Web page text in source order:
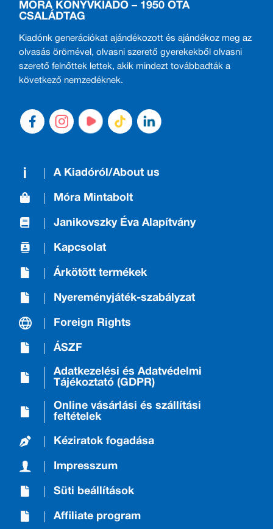
MÓRA KÖNYVKIADÓ – 1950 ÓTA
CSALÁDTAG
Kiadónk generációkat ajándékozott és ajándékoz meg az
olvasás örömével, olvasni szerető gyerekekből olvasni
szerető felnőttek lettek, akik mindezt továbbadták a
következő nemzedéknek.
A Kiadóról/About us
Móra Mintabolt
Janikovszky Éva Alapítvány
Kapcsolat
Árkötött termékek
Nyereményjáték-szabályzat
Foreign Rights
ÁSZF
Adatkezelési és Adatvédelmi
Tájékoztató (GDPR)
Online vásárlási és szállítási
feltételek
Kéziratok fogadása
Impresszum
Süti beállítások
Affiliate program